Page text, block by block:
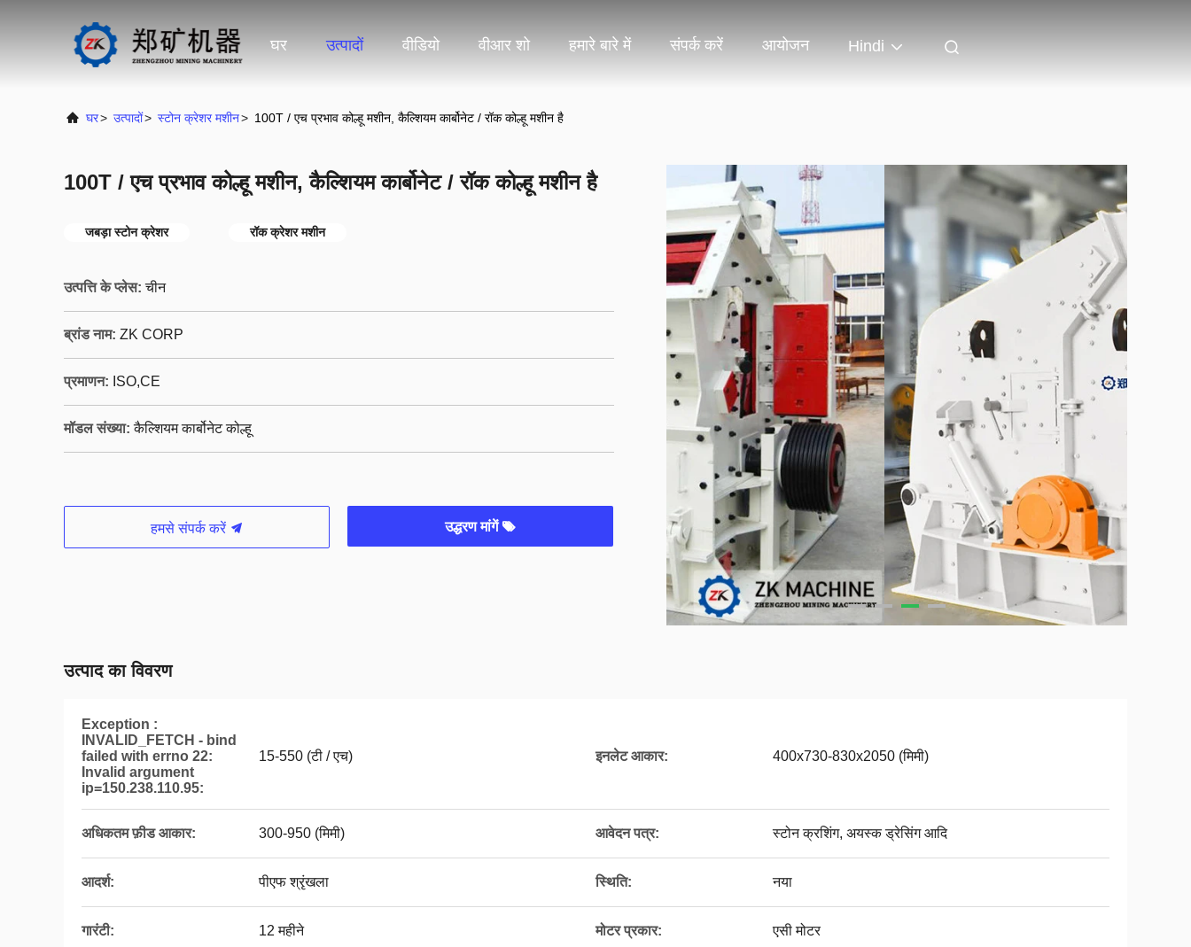
घर उत्पादों वीडियो वीआर शो हमारे बारे में संपर्क करें आयोजन Hindi
घर> उत्पादों> स्टोन क्रेशर मशीन> 100T / एच प्रभाव कोल्हू मशीन, कैल्शियम कार्बोनेट / रॉक कोल्हू मशीन है
100T / एच प्रभाव कोल्हू मशीन, कैल्शियम कार्बोनेट / रॉक कोल्हू मशीन है
जबड़ा स्टोन क्रेशर रॉक क्रेशर मशीन
उत्पत्ति के प्लेस: चीन
ब्रांड नाम: ZK CORP
प्रमाणन: ISO,CE
मॉडल संख्या: कैल्शियम कार्बोनेट कोल्हू
हमसे संपर्क करें उद्धरण मांगें
उत्पाद का विवरण
Exception :
INVALID_FETCH - bind
failed with errno 22:
Invalid argument
ip=150.238.110.95:
15-550 (टी / एच) इनलेट आकार: 400x730-830x2050 (मिमी)
अधिकतम फ़ीड आकार: 300-950 (मिमी) आवेदन पत्र: स्टोन क्रशिंग, अयस्क ड्रेसिंग आदि
आदर्श: पीएफ श्रृंखला स्थिति: नया
गारंटी: 12 महीने मोटर प्रकार: एसी मोटर